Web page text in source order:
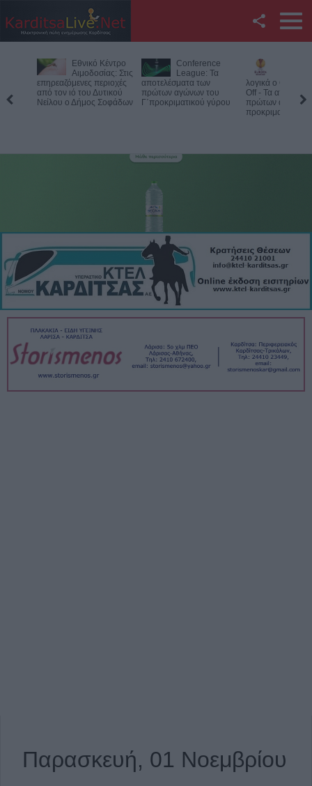
Twitter
YouTube
RSS
Επικοινωνία με το
Εθνικό Κέντρο
Αιμοδοσίας: Στις
επηρεαζόμενες περιοχές
από τον ιό του Δυτικού
Νείλου ο Δήμος Σοφάδων
Conference
League: Τα
αποτελέσματα των
πρώτων αγώνων του
Γ΄προκριματικού γύρου
Europa League:
Με ΤΣΚΑ Σόφιας
λογικά ο ΟΦΗ στα Play
Off - Τα αποτελέσματα των
πρώτων αγώνων στον Γ'
προκριματικό
Παρασκευή, 01 Νοεμβρίου